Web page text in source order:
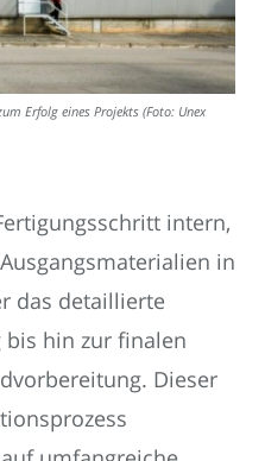
Erfolg eines Projekts (Foto: Unex
intern,
in
das detaillierte
bis hin zur finalen
Dieser